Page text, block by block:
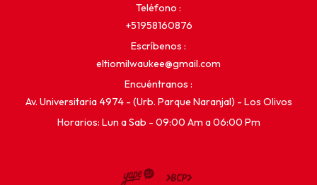
Teléfono
+51958160876
Escríbenos
eltiomilwaukee@gmail.com
Encuéntranos
Av. Universitaria 4974 - (Urb. Parque Naranjal) - Los Olivos
Horarios: Lun a Sab - 09:00 Am a 06:00 Pm